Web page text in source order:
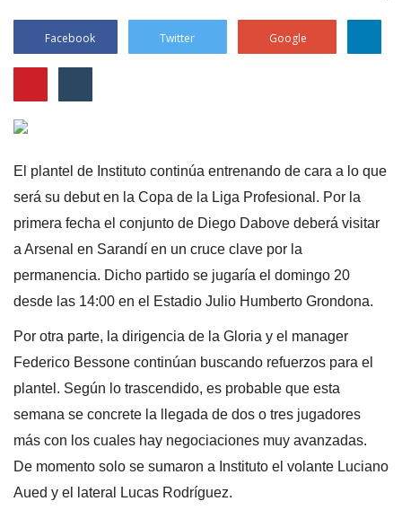
Facebook Twitter Google
El plantel de Instituto continúa entrenando de cara a lo que
será su debut en la Copa de la Liga Profesional. Por la
primera fecha el conjunto de Diego Dabove deberá visitar
a Arsenal en Sarandí en un cruce clave por la
permanencia. Dicho partido se jugaría el domingo 20
desde las 14:00 en el Estadio Julio Humberto Grondona.
Por otra parte, la dirigencia de la Gloria y el manager
Federico Bessone continúan buscando refuerzos para el
plantel. Según lo trascendido, es probable que esta
semana se concrete la llegada de dos o tres jugadores
más con los cuales hay negociaciones muy avanzadas.
De momento solo se sumaron a Instituto el volante Luciano
Aued y el lateral Lucas Rodríguez.